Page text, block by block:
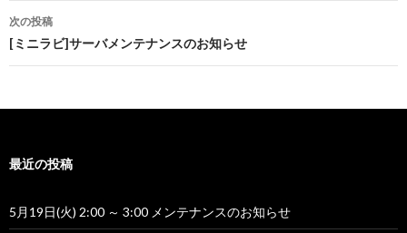
ナ
ビ
ゲ
ー
ョ
ン
次の投稿
[ミニラビ]サーバメンテナンスのお知らせ
最近の投稿
5月19日(火) 2:00 ～ 3:00 メンテナンスのお知らせ